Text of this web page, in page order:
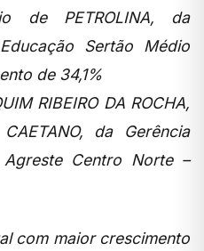
de PETROLINA, da
Sertão Médio
de 34,1%
RIBEIRO DA ROCHA,
da Gerência
Centro Norte –
com maior crescimento